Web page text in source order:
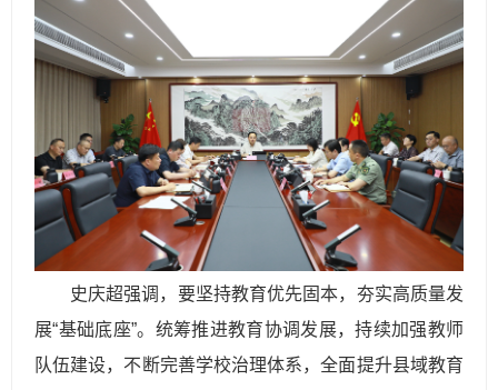
史庆超强调，要坚持教育优先固本，夯实高质量发
展“基础底座”。统筹推进教育协调发展，持续加强教师
队伍建设，不断完善学校治理体系，全面提升县域教育